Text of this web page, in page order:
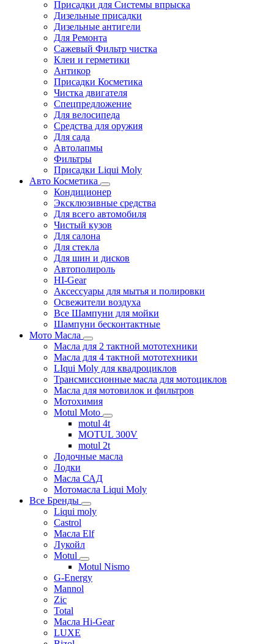
Присадки для Системы впрыска
Дизельные присадки
Дизельные антигели
Для Ремонта
Сажевый Фильтр чистка
Клеи и герметики
Антикор
Присадки Косметика
Чистка двигателя
Спецпредложение
Для велосипеда
Средства для оружия
Для сада
Автолапмы
Фильтры
Присадки Liqui Moly
Авто Косметика
Кондиционер
Эксклюзивные средства
Для всего автомобиля
Чистый кузов
Для салона
Для стекла
Для шин и дисков
Автополироль
HI-Gear
Аксессуары для мытья и полировки
Освежители воздуха
Все Шампуни для мойки
Шампуни бесконтактные
Мото Масла
Масла для 2 тактной мототехники
Масла для 4 тактной мототехники
LIqui Moly для квадроциклов
Трансмиссионные масла для мотоциклов
Масла для мотовилок и фильтров
Мотохимия
Motul Moto
motul 4t
MOTUL 300V
motul 2t
Лодочные масла
Лодки
Масла САД
Мотомасла Liqui Moly
Все Бренды
Liqui moly
Castrol
Масла Elf
Лукойл
Motul
Motul Nismo
G-Energy
Mannol
Zic
Total
Масла Hi-Gear
LUXE